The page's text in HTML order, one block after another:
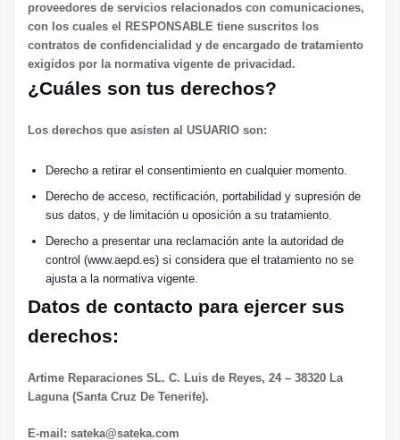
proveedores de servicios relacionados con comunicaciones,
con los cuales el RESPONSABLE tiene suscritos los
contratos de confidencialidad y de encargado de tratamiento
exigidos por la normativa vigente de privacidad.
¿Cuáles son tus derechos?
Los derechos que asisten al USUARIO son:
Derecho a retirar el consentimiento en cualquier momento.
Derecho de acceso, rectificación, portabilidad y supresión de
sus datos, y de limitación u oposición a su tratamiento.
Derecho a presentar una reclamación ante la autoridad de
control (www.aepd.es) si considera que el tratamiento no se
ajusta a la normativa vigente.
Datos de contacto para ejercer sus
derechos:
Artime Reparaciones SL. C. Luis de Reyes, 24 – 38320 La
Laguna (Santa Cruz De Tenerife).
E-mail: sateka@sateka.com